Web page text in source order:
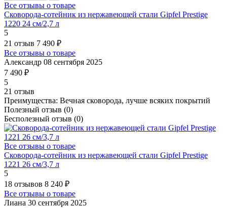
Все отзывы о товаре
Сковорода-сотейник из нержавеющей стали Gipfel Prestige
1220 24 см/2,7 л
5
21 отзыв 7 490 ₽
Все отзывы о товаре
Александр 08 сентября 2025
7 490 ₽
5
21 отзыв
Преимущества: Вечная сковорода, лучше всяких покрытий
Полезный отзыв (0)
Бесполезный отзыв (0)
Все отзывы о товаре
Сковорода-сотейник из нержавеющей стали Gipfel Prestige
1221 26 см/3,7 л
5
18 отзывов 8 240 ₽
Все отзывы о товаре
Лиана 30 сентября 2025